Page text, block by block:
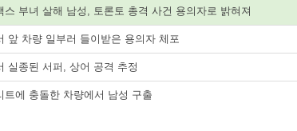
스 부녀 살해 남성, 토론토 총격 사건 용의자로 밝혀져
앞 차량 일부러 들이받은 용의자 체포
실종된 서퍼, 상어 공격 추정
트에 충돌한 차량에서 남성 구출